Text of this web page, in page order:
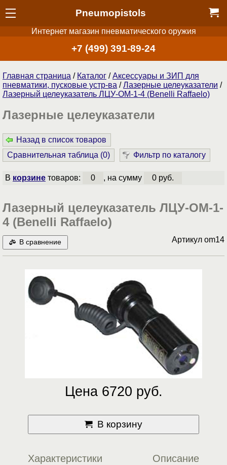
Pneumopistols
Интернет магазин пневматического оружия
+7 (499) 391-89-24
Главная страница / Каталог /Аксессуары и ЗИП для
пневматики, пусковые устр-ва /Лазерные целеуказатели /
Лазерный целеуказатель ЛЦУ-ОМ-1-4 (Benelli Raffaelo)
Лазерные целеуказатели
Назад в список товаров
Сравнительная таблица (0) Фильтр по каталогу
В корзинетоваров: 0 , на сумму 0 руб.
Лазерный целеуказатель ЛЦУ-ОМ-1-
4 (Benelli Raffaelo)
В сравнение Артикул om14
Цена 6720 руб.
В корзину
Характеристики Описание